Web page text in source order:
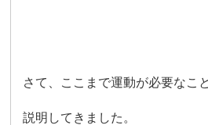
さて、ここまで運動が必要なこ
説明してきました。